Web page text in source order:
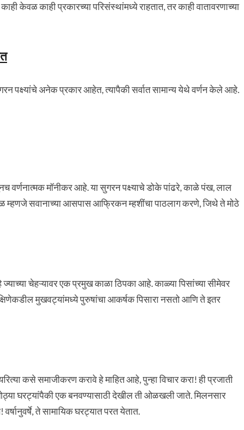
केवळ काही प्रकारच्या परिसंस्थांमध्ये राहतात, तर काही वातावरणाच्या
पक्ष्यांचे अनेक प्रकार आहेत, त्यापैकी सर्वात सामान्य येथे वर्णन केले आहे.
वर्णनात्मक मॉनीकर आहे. या सुगरन पक्ष्याचे डोके पांढरे, काळे पंख, लाल
म्हणजे सवानाच्या आसपास आफ्रिकन म्हशींचा पाठलाग करणे, जिथे ते मोठे
चेहऱ्यावर एक प्रमुख काळा ठिपका आहे. काळ्या पिसांच्या सीमेवर
मुखवट्यांमध्ये पुरुषांचा आकर्षक पिसारा नसतो आणि ते इतर
कसे समाजीकरण करावे हे माहित आहे, पुन्हा विचार करा! ही प्रजाती
घरट्यांपैकी एक बनवण्यासाठी देखील ती ओळखली जाते. मिलनसार
ते सामायिक घरट्यात परत येतात.